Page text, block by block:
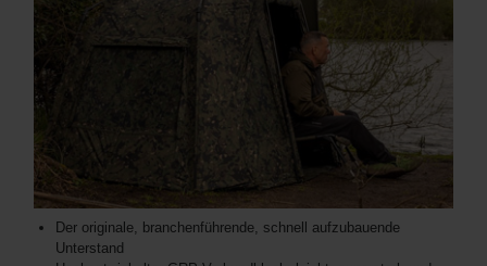
Der originale, branchenführende, schnell aufzubauende
Unterstand